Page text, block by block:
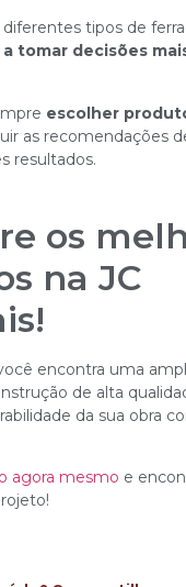
tipos de
a tomar decisões
escolher
as recomendações
resultados.
os
na JC
encontra uma
de alta
da sua obra
agora mesmo e